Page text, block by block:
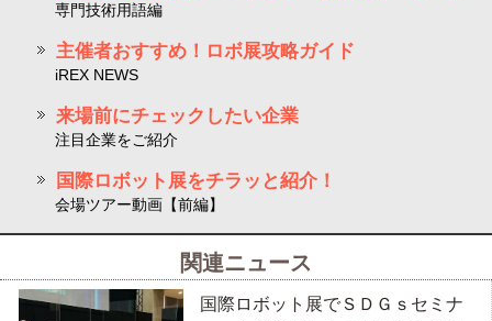
専門技術用語編
主催者おすすめ！ロボ展攻略ガイド
iREX NEWS
来場前にチェックしたい企業
注目企業をご紹介
国際ロボット展をチラッと紹介！
会場ツアー動画【前編】
関連ニュース
国際ロボット展でＳＤＧｓセミナ